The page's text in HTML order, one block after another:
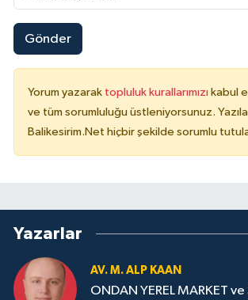
Gönder
Yorum yazarak topluluk kurallarımızı kabul
ve tüm sorumluluğu üstleniyorsunuz.
Balikesirim.Net hiçbir şekilde sorumlu
Yazarlar
AV. M. ALP KAAN
ONDAN YEREL MARKET ve